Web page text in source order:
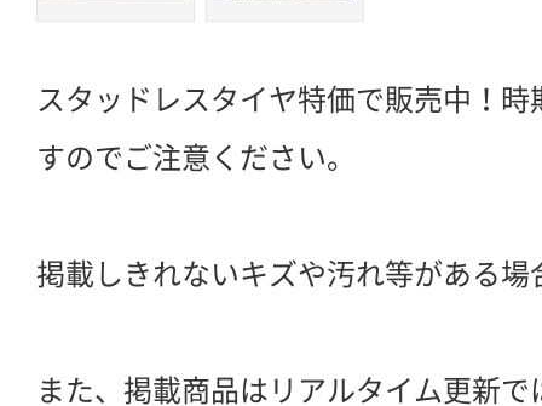
スタッドレスタイヤ特価で販売中！
すのでご注意ください。
掲載しきれないキズや汚れ等がある場
また、掲載商品はリアルタイム更新